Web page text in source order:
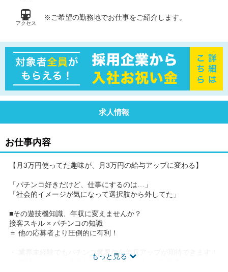
アクセス
※ご希望の勤務地でお仕事をご紹介します。
求人情報
お仕事内容
もっと見る
【月3万円使ってた趣味が、月3万円の給与アップに変わる】
「パチンコ好きだけど、仕事にするのは…」
「社会的イメージが気になって選択肢から外してた」
■その遊技機知識、年収に変えませんか？
接客スキル × パチンコの知識
＝ 他の応募者より圧倒的に有利！
・ 業界未経験でもパチンコ業界なら年収アップが期待できます！
・ 機種スペック・演出知識が"専門スキル"として評価